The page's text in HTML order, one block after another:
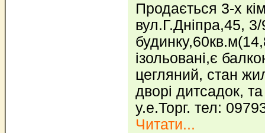
Продається 3-х
вул.Г.Дніпра,45, 3/
ізольовані,є
цегляний, стан
дворі дитсадок,
у.е.Торг. тел:
Читати...